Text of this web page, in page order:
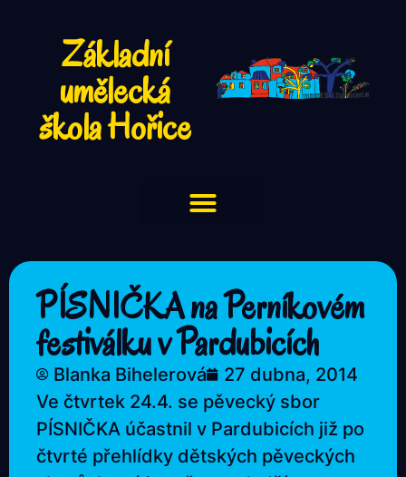
Základní
umělecká
škola Hořice
PÍSNIČKA na Perníkovém
festiválku v Pardubicích
Blanka Bihelerová
27 dubna, 2014
Ve čtvrtek 24.4. se pěvecký sbor
PÍSNIČKA účastnil v Pardubicích již po
čtvrté přehlídky dětských pěveckých